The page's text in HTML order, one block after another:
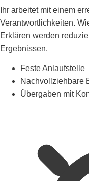
Ihr arbeitet mit einem
Verantwortlichkeiten.
Erklären werden
Ergebnissen.
Feste Anlaufstelle
Nachvollziehbare
Übergaben mit